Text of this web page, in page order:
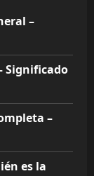
–
Significado
–
es la